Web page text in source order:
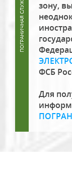
зону,
ФСБ
Для